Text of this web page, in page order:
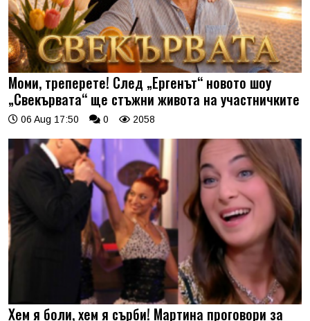
Моми, треперете! След „Ергенът“ новото шоу
„Свекървата“ ще стъжни живота на участничките
06 Aug 17:50 0 2058
Хем я боли, хем я сърби! Мартина проговори за